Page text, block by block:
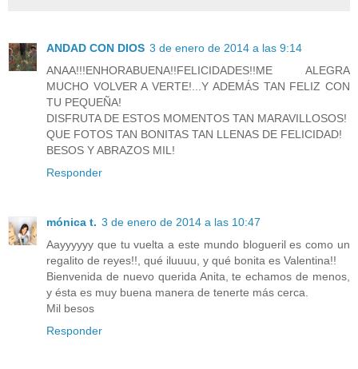
ANDAD CON DIOS 3 de enero de 2014 a las 9:14
ANAA!!!ENHORABUENA!!FELICIDADES!!ME ALEGRA
MUCHO VOLVER A VERTE!...Y ADEMÁS TAN FELIZ CON
TU PEQUEÑA!
DISFRUTA DE ESTOS MOMENTOS TAN MARAVILLOSOS!
QUE FOTOS TAN BONITAS TAN LLENAS DE FELICIDAD!
BESOS Y ABRAZOS MIL!
Responder
mónica t. 3 de enero de 2014 a las 10:47
Aayyyyyy que tu vuelta a este mundo blogueril es como un
regalito de reyes!!, qué iluuuu, y qué bonita es Valentina!!
Bienvenida de nuevo querida Anita, te echamos de menos,
y ésta es muy buena manera de tenerte más cerca.
Mil besos
Responder